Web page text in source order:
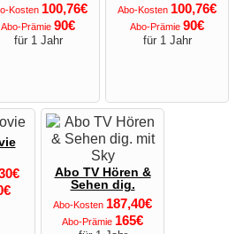
Kosten 100,76€
Abo-Prämie 90€
für 1 Jahr
Abo-Kosten 100,76€
Abo-Prämie 90€
für 1 Jahr
Abo TV Hören &
Sehen dig.
Abo-Kosten 187,40€
Abo-Prämie 165€